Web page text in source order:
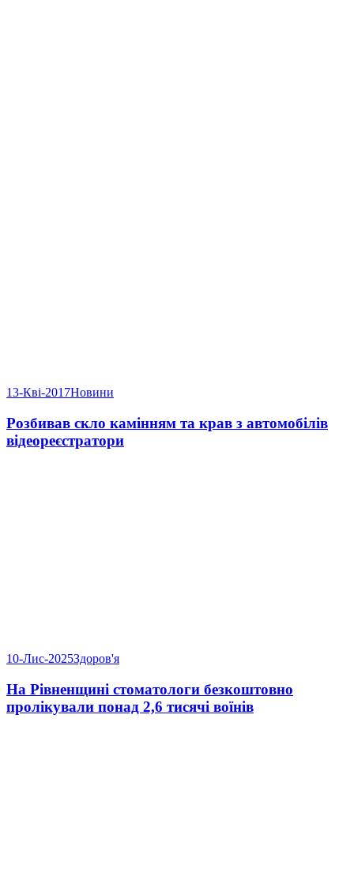
13-Кві-2017Новини
Розбивав скло камінням та крав з автомобілів
відеореєстратори
10-Лис-2025Здоров'я
На Рівненщині стоматологи безкоштовно
пролікували понад 2,6 тисячі воїнів